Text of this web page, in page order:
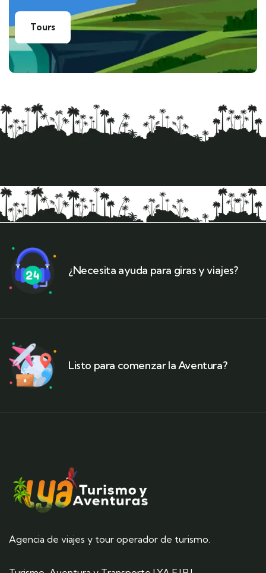
Tours
¿Necesita ayuda para giras y viajes?
Listo para comenzar la Aventura?
Agencia de viajes y tour operador de turismo.